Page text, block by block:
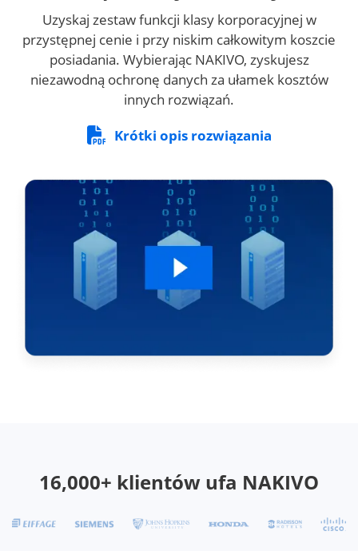
Uzyskaj zestaw funkcji klasy korporacyjnej w
przystępnej cenie i przy niskim całkowitym koszcie
posiadania. Wybierając NAKIVO, zyskujesz
niezawodną ochronę danych za ułamek kosztów
innych rozwiązań.
Krótki opis rozwiązania
16,000+ klientów ufa NAKIVO